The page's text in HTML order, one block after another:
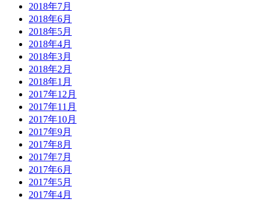
2018年7月
2018年6月
2018年5月
2018年4月
2018年3月
2018年2月
2018年1月
2017年12月
2017年11月
2017年10月
2017年9月
2017年8月
2017年7月
2017年6月
2017年5月
2017年4月